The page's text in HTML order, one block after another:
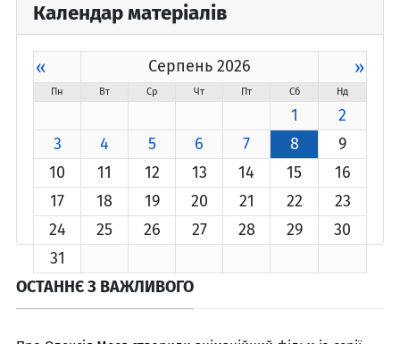
Календар матеріалів
« Серпень 2026 »
Пн Вт Ср Чт Пт Сб Нд
1
2
3
4 5 6 7 8
9
10
11 12 13 14 15
16
17
18 19 20 21 22
23
24
25 26 27 28 29
30
31
ОСТАННЄ З ВАЖЛИВОГО